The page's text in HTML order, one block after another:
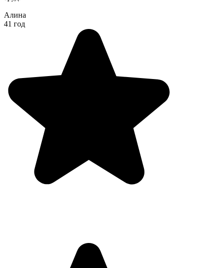
Алина
41 год